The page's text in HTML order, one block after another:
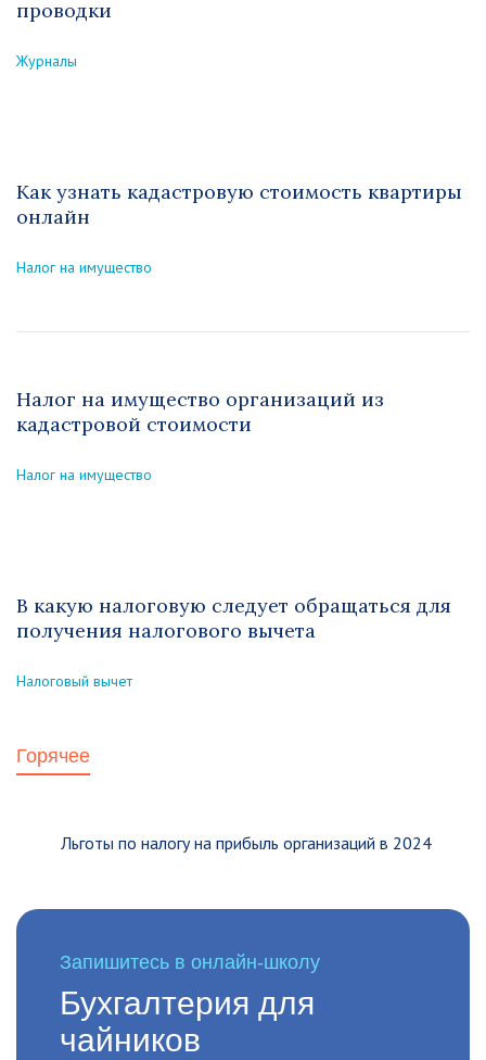
проводки
Журналы
Как узнать кадастровую стоимость квартиры
онлайн
Налог на имущество
Налог на имущество организаций из
кадастровой стоимости
Налог на имущество
В какую налоговую следует обращаться для
получения налогового вычета
Налоговый вычет
Горячее
Льготы по налогу на прибыль организаций в 2024
Запишитесь в онлайн-школу
Бухгалтерия для
чайников